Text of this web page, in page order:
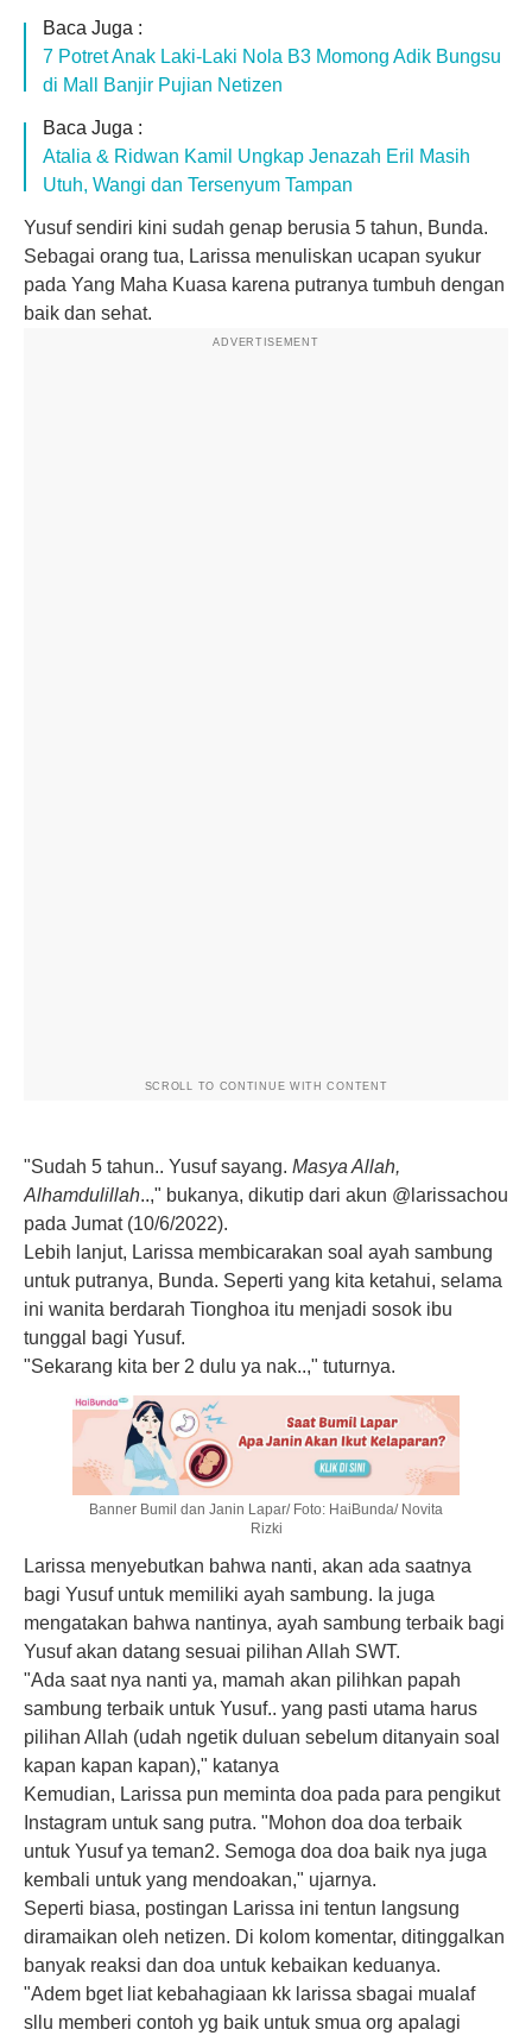
Baca Juga :
7 Potret Anak Laki-Laki Nola B3 Momong Adik Bungsu
di Mall Banjir Pujian Netizen
Baca Juga :
Atalia & Ridwan Kamil Ungkap Jenazah Eril Masih
Utuh, Wangi dan Tersenyum Tampan
Yusuf sendiri kini sudah genap berusia 5 tahun, Bunda.
Sebagai orang tua, Larissa menuliskan ucapan syukur
pada Yang Maha Kuasa karena putranya tumbuh dengan
baik dan sehat.
ADVERTISEMENT
SCROLL TO CONTINUE WITH CONTENT
"Sudah 5 tahun.. Yusuf sayang. Masya Allah,
Alhamdulillah..," bukanya, dikutip dari akun @larissachou
pada Jumat (10/6/2022).
Lebih lanjut, Larissa membicarakan soal ayah sambung
untuk putranya, Bunda. Seperti yang kita ketahui, selama
ini wanita berdarah Tionghoa itu menjadi sosok ibu
tunggal bagi Yusuf.
"Sekarang kita ber 2 dulu ya nak..," tuturnya.
Banner Bumil dan Janin Lapar/ Foto: HaiBunda/ Novita
Rizki
Larissa menyebutkan bahwa nanti, akan ada saatnya
bagi Yusuf untuk memiliki ayah sambung. Ia juga
mengatakan bahwa nantinya, ayah sambung terbaik bagi
Yusuf akan datang sesuai pilihan Allah SWT.
"Ada saat nya nanti ya, mamah akan pilihkan papah
sambung terbaik untuk Yusuf.. yang pasti utama harus
pilihan Allah (udah ngetik duluan sebelum ditanyain soal
kapan kapan kapan)," katanya
Kemudian, Larissa pun meminta doa pada para pengikut
Instagram untuk sang putra. "Mohon doa doa terbaik
untuk Yusuf ya teman2. Semoga doa doa baik nya juga
kembali untuk yang mendoakan," ujarnya.
Seperti biasa, postingan Larissa ini tentun langsung
diramaikan oleh netizen. Di kolom komentar, ditinggalkan
banyak reaksi dan doa untuk kebaikan keduanya.
"Adem bget liat kebahagiaan kk larissa sbagai mualaf
sllu memberi contoh yg baik untuk smua org apalagi